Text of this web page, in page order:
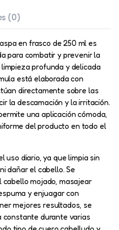
(0)
en frasco de 250 ml es
para combatir y prevenir la
profunda y delicada
está elaborada con
directamente sobre las
la descamación y la irritación.
una aplicación cómoda,
del producto en todo el
uso diario, ya que limpia sin
dañar el cabello. Se
mojado, masajear
y enjuagar con
mejores resultados, se
constante durante varias